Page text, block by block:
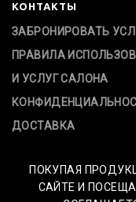
КОНТАКТЫ
ЗАБРОНИРОВАТЬ
ПРАВИЛА
И УСЛУГ САЛОНА
ДОСТАВКА
ПОКУПАЯ
САЙТЕ И